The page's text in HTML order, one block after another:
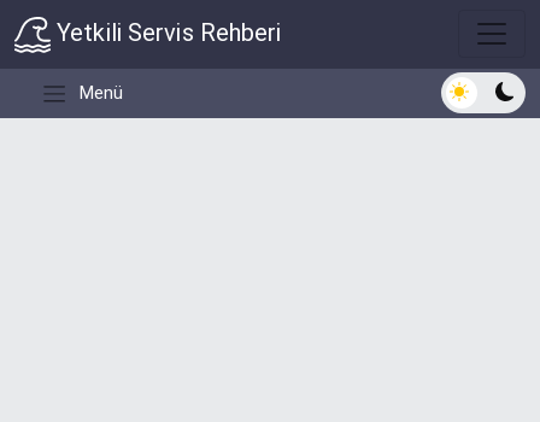
Yetkili Servis Rehberi
Menü Açık/Koyu